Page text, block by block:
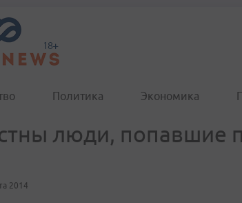
Политика Экономика
люди, попавшие
2014